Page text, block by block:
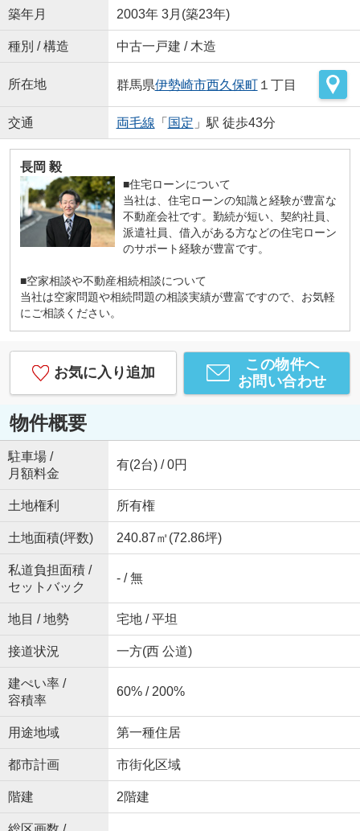
築年月 2003年 3月(築23年)
種別 / 構造 中古一戸建 / 木造
所在地 群馬県伊勢崎市西久保町１丁目
交通 両毛線 「 国定 」駅 徒歩43分
長岡 毅
■住宅ローンについて
当社は、住宅ローンの知識と経験が豊富な
不動産会社です。勤続が短い、契約社員、
派遣社員、借入がある方などの住宅ローン
のサポート経験が豊富です。
■空家相談や不動産相続相談について
当社は空家問題や相続問題の相談実績が豊富ですので、お気軽
にご相談ください。
お気に入り追加
この物件へ
お問い合わせ
物件概要
駐車場 /
月額料金
有(2台) / 0円
土地権利 所有権
土地面積(坪数) 240.87㎡(72.86坪)
私道負担面積 /
セットバック
- / 無
地目 / 地勢 宅地 / 平坦
接道状況 一方(西 公道)
建ぺい率 /
容積率
60% / 200%
用途地域 第一種住居
都市計画 市街化区域
階建 2階建